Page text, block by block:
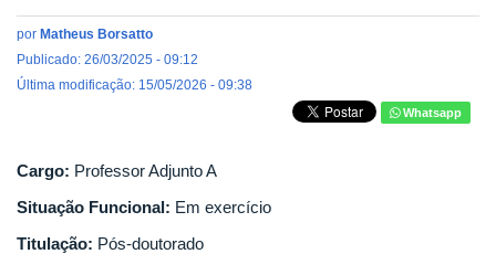
por Matheus Borsatto
Publicado: 26/03/2025 - 09:12
Última modificação: 15/05/2026 - 09:38
Whatsapp
Cargo: Professor Adjunto A
Situação Funcional: Em exercício
Titulação: Pós-doutorado